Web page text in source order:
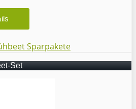
Sparpakete
Set